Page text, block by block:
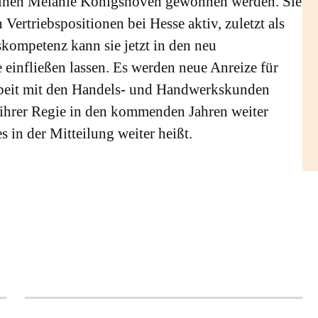
bei Hesse aktiv, zuletzt als
kann sie jetzt in den neu
lassen. Es werden neue Anreize für
mit den Handels- und Handwerkskunden
Regie in den kommenden Jahren weiter
in der Mitteilung weiter heißt.